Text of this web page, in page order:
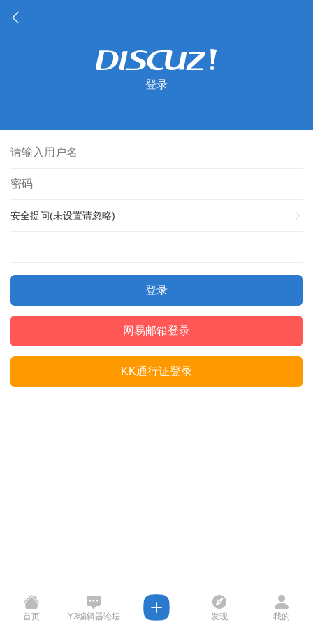
登录
安全提问(未设置请忽略)
登录
网易邮箱登录
KK通行证登录
首页 Y3编辑器论坛 发现 我的